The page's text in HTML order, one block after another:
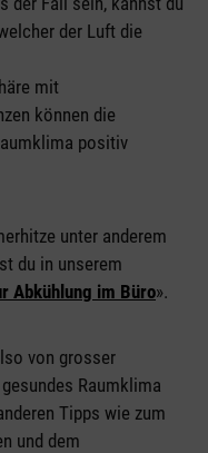
der Luft die
mit
können die
positiv
unter anderem
du in unserem
Abkühlung im Büro».
von grosser
Raumklima
Tipps wie zum
und dem